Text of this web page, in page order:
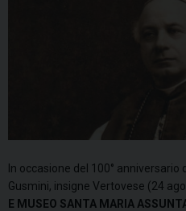
In occasione del 100°
Gusmini, insigne Vertovese (24
E MUSEO SANTA MARIA